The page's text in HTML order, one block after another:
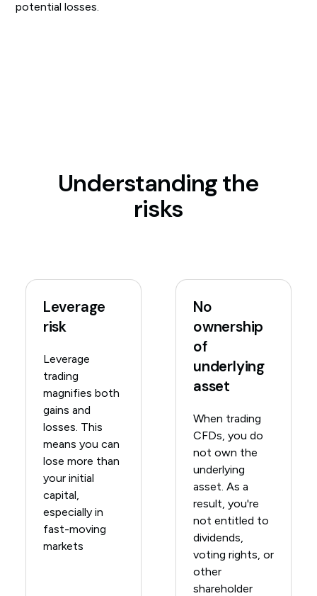
potential losses.
Understanding the
risks
Leverage
risk
Leverage
trading
magnifies both
gains and
losses. This
means you can
lose more than
your initial
capital,
especially in
fast-moving
markets
No
ownership
of
underlying
asset
When trading
CFDs, you do
not own the
underlying
asset. As a
result, you're
not entitled to
dividends,
voting rights, or
other
shareholder